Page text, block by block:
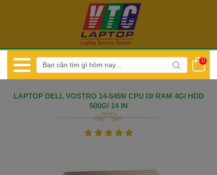
0
LAPTOP DELL VOSTRO 14-5459/ CPU I3/ RAM 4G/ HDD
500G/ 14 IN